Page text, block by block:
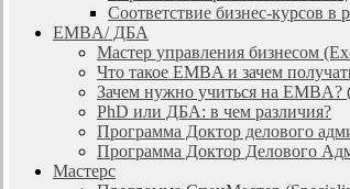
Соответствие бизнес-курсов
EMBA/ ДБA
Мастер управления бизнесом
Что такое EMBA и зачем
Зачем нужно учиться на EMBA?
PhD или ДБА: в чем различия?
Программа Доктор делового
Программа Доктор Делового
Мастерс